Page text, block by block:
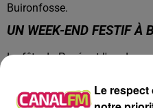
Buironfosse.
UN WEEK-END FESTIF À
La fête du Pavé est l'un des
Thiérache, mêlant
Avec la venue de Silda, les
Le respect